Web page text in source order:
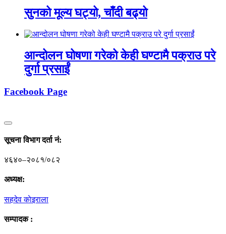
सुनको मूल्य घट्यो, चाँदी बढ्यो
आन्दोलन घोषणा गरेको केही घण्टामै पक्राउ परे
दुर्गा प्रसाईं
Facebook Page
सूचना विभाग दर्ता नं‍:
४६४०–२०८१/०८२
अध्यक्ष:
सहदेव काेइराला
सम्पादक :